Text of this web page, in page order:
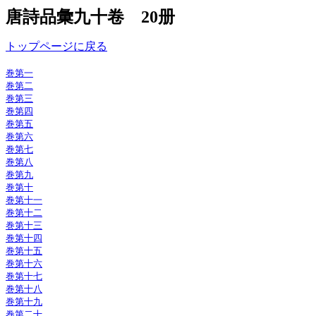
唐詩品彙九十卷 20册
トップページに戻る
巻第一
巻第二
巻第三
巻第四
巻第五
巻第六
巻第七
巻第八
巻第九
巻第十
巻第十一
巻第十二
巻第十三
巻第十四
巻第十五
巻第十六
巻第十七
巻第十八
巻第十九